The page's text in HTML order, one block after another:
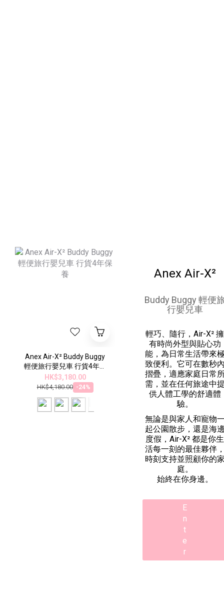
Anex Air-X² Buddy Buggy
輕便旅行嬰兒車 行貨4年保
養
HK$3,180.00
HK$4,180.00 -24%
Anex Air-X²
Buddy Buggy 輕便
行嬰兒車
輕巧、隨行，Air-X² 擁
有時尚外型與貼心功
能，為日常生活帶來
致便利。它可在數秒
摺疊，適應家庭日常
需，並在任何旅途中
供人體工學的舒適體
驗。
無論是與家人和寵物
起公園散步，還是海
度假，Air-X² 都是你生
活每一刻的最佳夥伴
時刻支持並照顧你的
庭。
始終在你身邊。
E
n
t
e
r